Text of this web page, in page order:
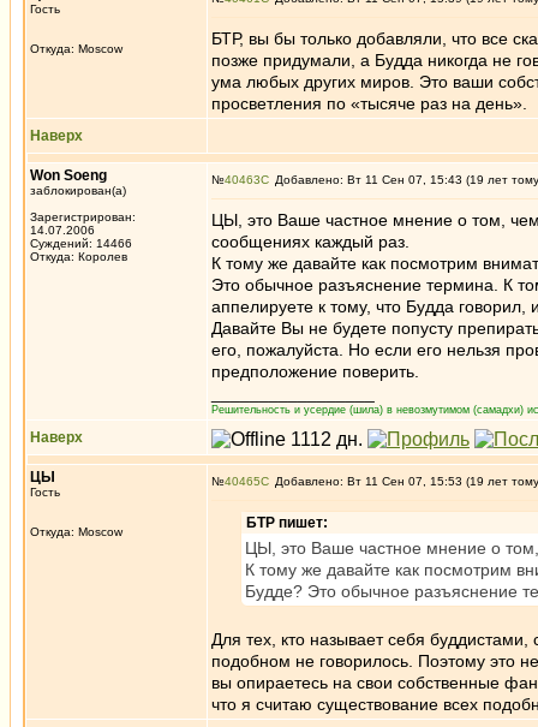
Гость
Откуда: Moscow
БТР, вы бы только добавляли, что все
позже придумали, а Будда никогда не
ума любых других миров. Это ваши
просветления по «тысяче раз на день».
Наверх
Won Soeng
заблокирован(а)
Зарегистрирован:
14.07.2006
Суждений: 14466
Откуда: Королев
№40463 Добавлено: Вт 11 Сен 07, 15:43 (19 лет
ЦЫ, это Ваше частное мнение о том,
сообщениях каждый раз.
К тому же давайте как посмотрим
Это обычное разъяснение термина. К
аппелируете к тому, что Будда говорил,
Давайте Вы не будете попусту
его, пожалуйста. Но если его нельзя
предположение поверить.
Решительность и усердие (шила) в невозмутимом (самадхи)
Наверх
ЦЫ
Гость
Откуда: Moscow
№40465 Добавлено: Вт 11 Сен 07, 15:53 (19 лет
БТР пишет:
ЦЫ, это Ваше частное мнение о
К тому же давайте как посмотрим
Будде? Это обычное разъяснение
Для тех, кто называет себя
подобном не говорилось. Поэтому это
вы опираетесь на свои собственные
что я считаю существование всех